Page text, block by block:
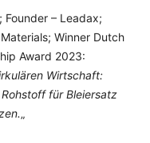
Founder – Leadax;
Winner Dutch
Award 2023:
Wirtschaft:
für Bleiersatz
„